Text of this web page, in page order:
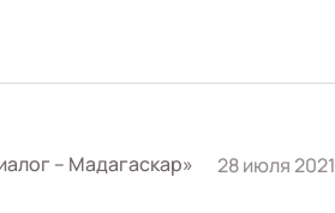
– Мадагаскар» 28 июля 2021